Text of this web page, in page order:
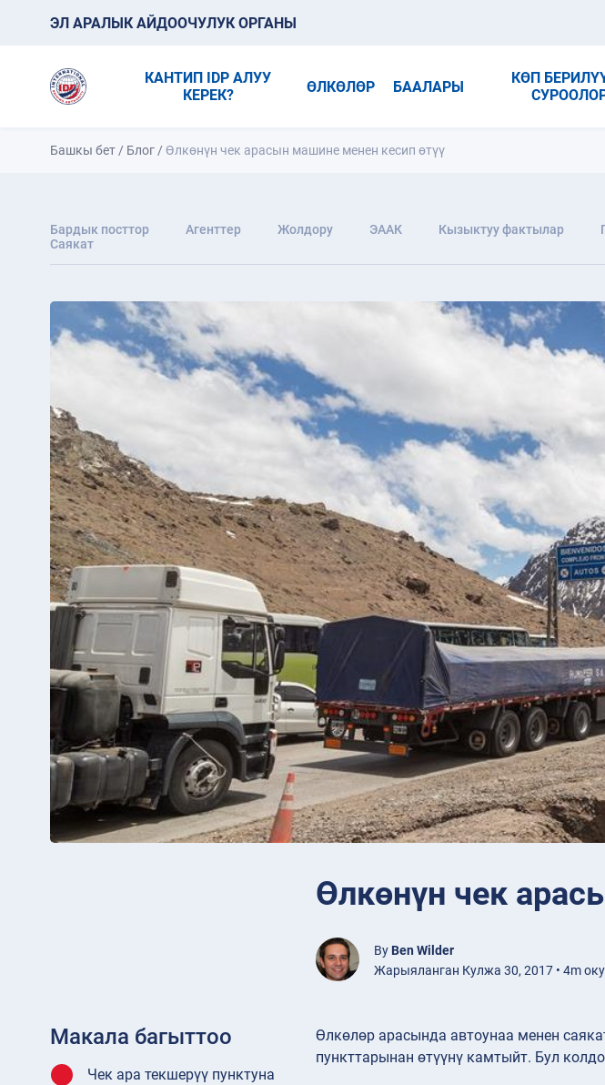
ЭЛ АРАЛЫК АЙДООЧУЛУК ОРГАНЫ
КАНТИП IDP АЛУУ
КЕРЕК?
ӨЛКӨЛӨР БААЛАРЫ
КӨП
Башкы бет / Блог /Өлкөнүн чек арасын машине менен кесип өтүү
Бардык посттор Агенттер Жолдору ЭААК Кызыктуу фактылар
Саякат
Өлкөнүн чек
By Ben Wilder
Жарыяланган Кулжа 30, 2017 • 4m
Макала багыттоо
Чек ара текшерүү пунктуна
Өлкөлөр арасында автоунаа менен
пункттарынан өтүүнү камтыйт. Бул